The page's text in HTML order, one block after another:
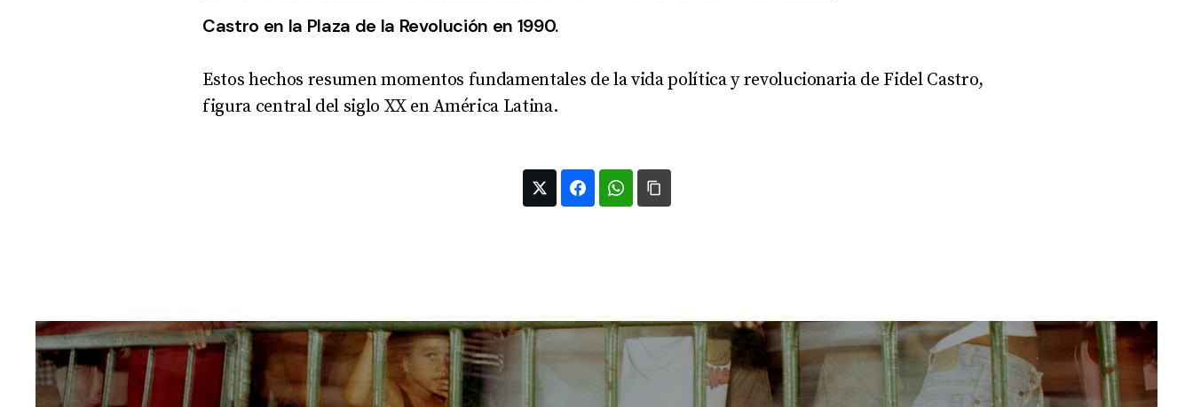
Castro en la Plaza de la Revolución en 1990.
Estos hechos resumen momentos fundamentales de la vida política y revolucionaria de Fidel Castro,
figura central del siglo XX en América Latina.